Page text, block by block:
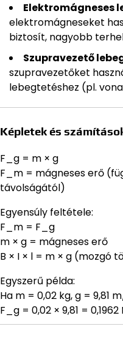
Elektromágneses
elektromágneseket
biztosít, nagyobb
Szupravezető
szupravezetőket
lebegtetéshez (pl.
Képletek és
F_g = m × g
F_m = mágneses erő
távolságától)
Egyensúly feltétele:
F_m = F_g
m × g = mágneses erő
B × I × l = m × g (mozgó
Egyszerű példa:
Ha m = 0,02 kg, g = 9,81
F_g = 0,02 × 9,81 = 0,1962